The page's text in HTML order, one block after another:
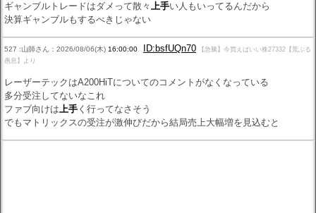
ギャンブルトレードはダメって散々 上手い人もいってるんだから
決算ギャンブルもするべきじゃない
527 :山師さん：2026/08/06(木) 16:00:00 ID:bsfUQn70
【急騰】今買えばいい株27332【荒ぶる
愚息】より
レーザーテックはA200HiTについてのコメントがなくなっている
多分受注してないなこれ
ファブ向けは上手 く行ってなさそう
でもマトリックスの受注が激伸びだから結局売上大幅増を見込むと